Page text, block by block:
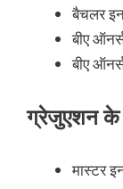
बैचलर
बीए
बीए
ग्रेजुएशन के
मास्टर